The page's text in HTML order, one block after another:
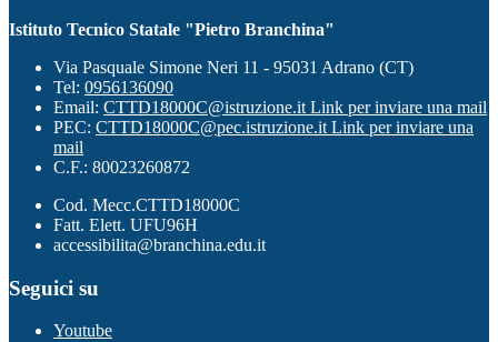
Istituto Tecnico Statale "Pietro Branchina"
Via Pasquale Simone Neri 11 - 95031 Adrano (CT)
Tel: 0956136090
Email: CTTD18000C@istruzione.it Link per inviare una mail
PEC: CTTD18000C@pec.istruzione.it Link per inviare una
mail
C.F.: 80023260872
Cod. Mecc.CTTD18000C
Fatt. Elett. UFU96H
accessibilita@branchina.edu.it
Seguici su
Youtube